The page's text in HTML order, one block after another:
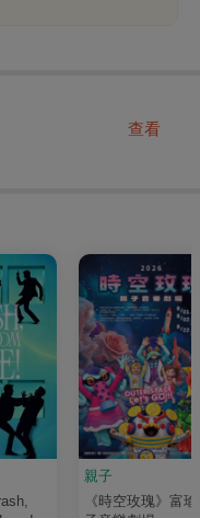
查看
親子
《時空玫瑰》富